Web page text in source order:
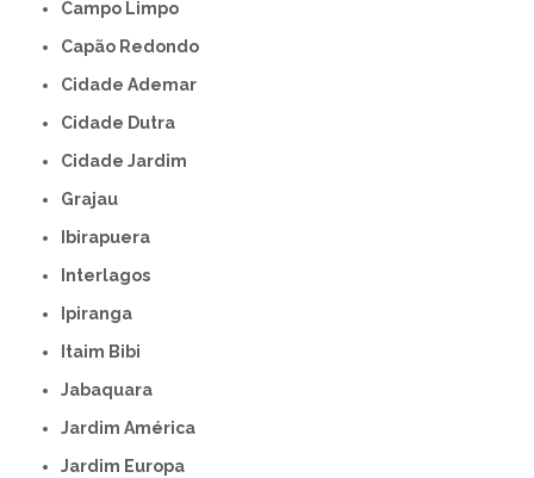
Campo Limpo
Capão Redondo
Cidade Ademar
Cidade Dutra
Cidade Jardim
Grajau
Ibirapuera
Interlagos
Ipiranga
Itaim Bibi
Jabaquara
Jardim América
Jardim Europa